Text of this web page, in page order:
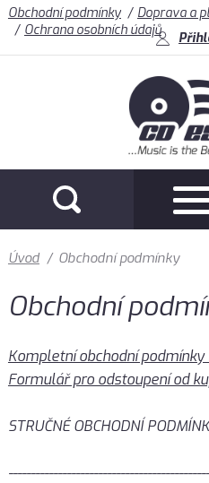
Obchodní podmínky Doprava a
Ochrana osobních údajů
Úvod / Obchodní podmínky
Obchodní
Kompletní obchodní podmínky
Formulář pro odstoupení od
STRUČNÉ OBCHODNÍ